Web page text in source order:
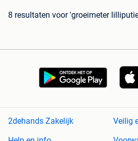
8 resultaten voor 'groeimeter
2dehands Zakelijk
Veilig